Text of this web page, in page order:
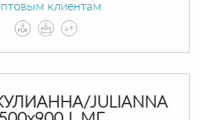
клиентам
JULIANNA